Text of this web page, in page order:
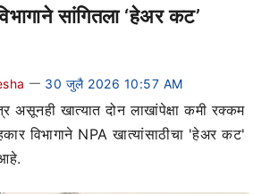
सांगितला ‘हेअर कट’
— 30 जुलै 2026 10:57 AM
असूनही खात्यात दोन लाखांपेक्षा कमी रक्कम
विभागाने NPA खात्यांसाठीचा 'हेअर कट'